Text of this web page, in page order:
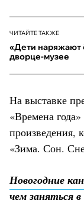
ЧИТАЙТЕ ТАКЖЕ
«Дети наряжают
дворце-музее
На выставке
«Времена
произведения,
«Зима. Сон.
Новогодние
чем заняться